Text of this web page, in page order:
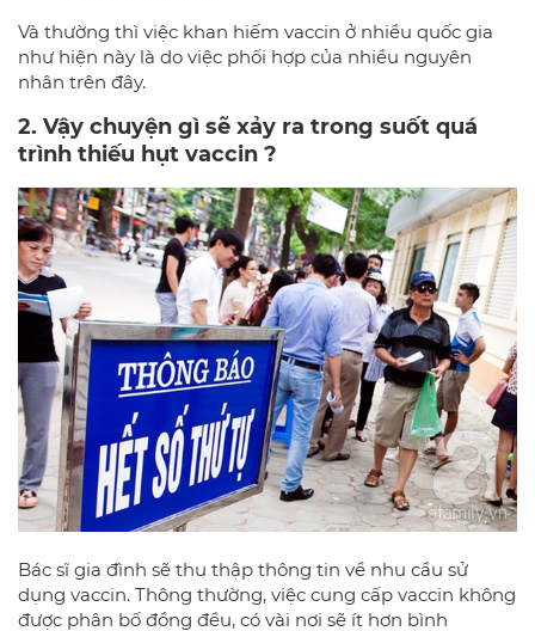
Và thường thì việc khan hiếm vaccin ở nhiều quốc gia
như hiện này là do việc phối hợp của nhiều nguyên
nhân trên đây.
2. Vậy chuyện gì sẽ xảy ra trong suốt quá
trình thiếu hụt vaccin ?
Bác sĩ gia đình sẽ thu thập thông tin về nhu cầu sử
dụng vaccin. Thông thường, việc cung cấp vaccin không
được phân bố đồng đều, có vài nơi sẽ ít hơn bình